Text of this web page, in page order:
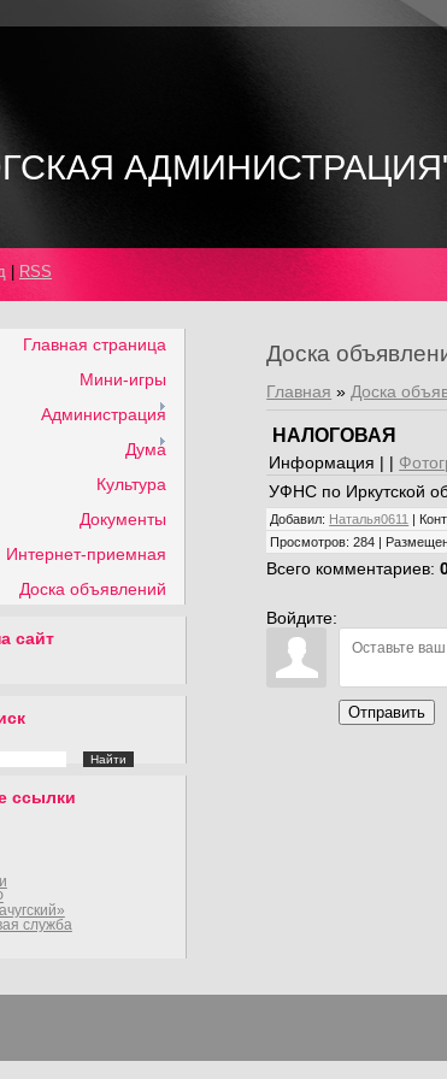
RSS
Главная страница
Мини-игры
Администрация
Дума
Культура
Документы
Интернет-приемная
Доска объявлений
сайт
ссылки
служба
Доска
Главная » Доска
НАЛОГОВАЯ
Информация | |
УФНС по Иркутской
Добавил: Наталья0611
Просмотров: 284
Всего комментариев:
Войдите:
Отправить